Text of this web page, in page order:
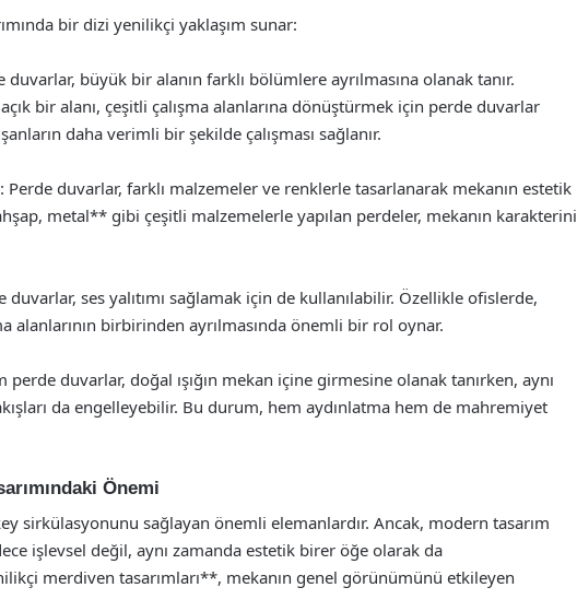
bir dizi yenilikçi yaklaşım sunar:
büyük bir alanın farklı bölümlere ayrılmasına olanak tanır.
bir alanı, çeşitli çalışma alanlarına dönüştürmek için perde duvarlar
daha verimli bir şekilde çalışması sağlanır.
duvarlar, farklı malzemeler ve renklerle tasarlanarak mekanın estetik
metal** gibi çeşitli malzemelerle yapılan perdeler, mekanın karakterini
ses yalıtımı sağlamak için de kullanılabilir. Özellikle ofislerde,
alanlarının birbirinden ayrılmasında önemli bir rol oynar.
duvarlar, doğal ışığın mekan içine girmesine olanak tanırken, aynı
da engelleyebilir. Bu durum, hem aydınlatma hem de mahremiyet
Önemi
sirkülasyonunu sağlayan önemli elemanlardır. Ancak, modern tasarım
işlevsel değil, aynı zamanda estetik birer öğe olarak da
merdiven tasarımları**, mekanın genel görünümünü etkileyen